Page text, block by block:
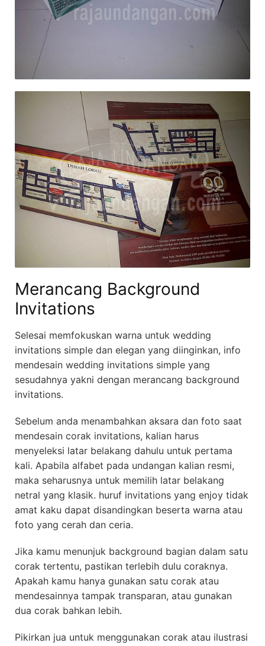
Merancang Background
Invitations
Selesai memfokuskan warna untuk wedding
invitations simple dan elegan yang diinginkan, info
mendesain wedding invitations simple yang
sesudahnya yakni dengan merancang background
invitations.
Sebelum anda menambahkan aksara dan foto saat
mendesain corak invitations, kalian harus
menyeleksi latar belakang dahulu untuk pertama
kali. Apabila alfabet pada undangan kalian resmi,
maka seharusnya untuk memilih latar belakang
netral yang klasik. huruf invitations yang enjoy tidak
amat kaku dapat disandingkan beserta warna atau
foto yang cerah dan ceria.
Jika kamu menunjuk background bagian dalam satu
corak tertentu, pastikan terlebih dulu coraknya.
Apakah kamu hanya gunakan satu corak atau
mendesainnya tampak transparan, atau gunakan
dua corak bahkan lebih.
Pikirkan jua untuk menggunakan corak atau ilustrasi